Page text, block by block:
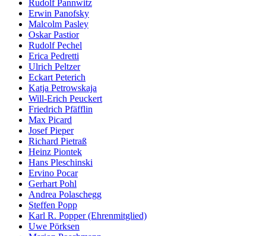
Rudolf Pannwitz
Erwin Panofsky
Malcolm Pasley
Oskar Pastior
Rudolf Pechel
Erica Pedretti
Ulrich Peltzer
Eckart Peterich
Katja Petrowskaja
Will-Erich Peuckert
Friedrich Pfäfflin
Max Picard
Josef Pieper
Richard Pietraß
Heinz Piontek
Hans Pleschinski
Ervino Pocar
Gerhart Pohl
Andrea Polaschegg
Steffen Popp
Karl R. Popper (Ehrenmitglied)
Uwe Pörksen